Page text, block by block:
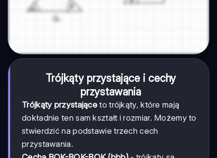
Trójkąty przystające i cechy
przystawania
Trójkąty przystające to trójkąty, które mają
dokładnie ten sam kształt i rozmiar. Możemy to
stwierdzić na podstawie trzech cech
przystawania.